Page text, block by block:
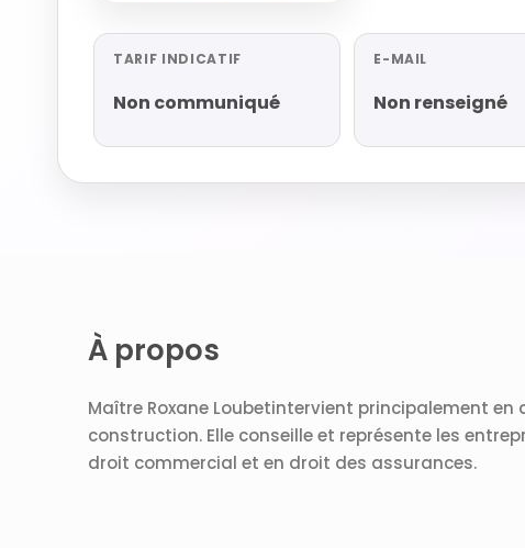
TARIF INDICATIF
Non communiqué
E-MAIL
Non renseigné
À propos
Maître Roxane Loubetintervient principalement
construction. Elle conseille et représente les
droit commercial et en droit des assurances.